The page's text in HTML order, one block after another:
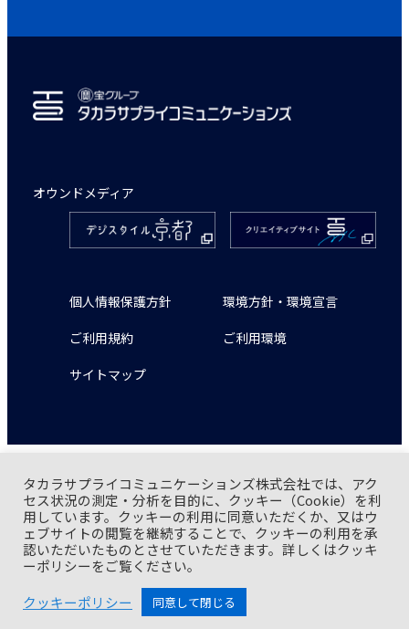
オウンドメディア
個人情報保護方針
環境方針・環境宣言
ご利用規約
ご利用環境
サイトマップ
タカラサプライコミュニケーションズ株式会社は一般財団
法人日本情報経済社会推進協会(JIPDEC) より「 プライバシ
ーマーク 」 の認証を取得しています。
Copyright© Takara Supply Communications Co., Ltd. All rights reserved.
タカラサプライコミュニケーションズ株式会社では、アク
セス状況の測定・分析を目的に、クッキー（Cookie）を利
用しています。クッキーの利用に同意いただくか、又はウ
ェブサイトの閲覧を継続することで、クッキーの利用を承
認いただいたものとさせていただきます。詳しくはクッキ
ーポリシーをご覧ください。
クッキーポリシー
同意して閉じる